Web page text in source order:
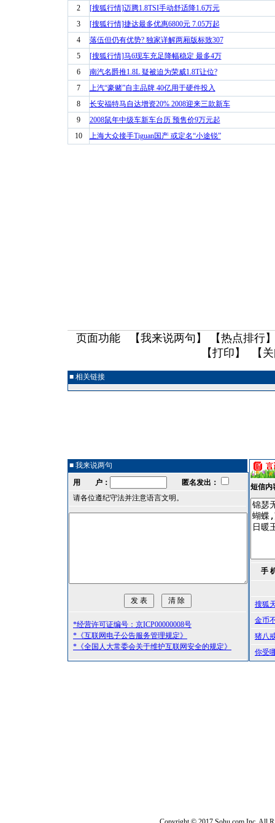
2
[搜狐行情]迈腾1.8TSI手动舒适降1.6万元
3
[搜狐行情]捷达最多优惠6800元 7.05万起
4
落伍但仍有优势? 独家详解两厢版标致307
5
[搜狐行情]马6现车充足降幅稳定 最多4万
6
南汽名爵推1.8L 疑被迫为荣威1.8T让位?
7
上汽“豪赌”自主品牌 40亿用于硬件投入
8
长安福特马自达增资20% 2008迎来三款新车
9
2008鼠年中级车新车台历 预售价9万元起
10
上海大众接手Tiguan国产 或定名“小途锐”
页面功能 【我来说两句 】 【热点排行
【打印 】 【
■ 相关链接
■ 我来说两句
用 户：
匿名发出：
请各位遵纪守法并注意语言文明。
*经营许可证编号：京ICP00000008号
*《互联网电子公告服务管理规定》
*《全国人大常委会关于维护互联网安全的规定》
短信内
手
搜狐
金币
猪八
你受